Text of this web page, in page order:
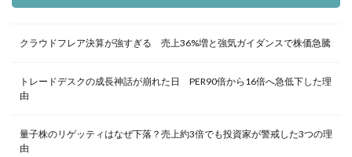
クラウドフレア決算が強すぎる 売上36%増と強気ガイダンスで株価急騰
トレードデスクの成長神話が崩れた日 PER90倍から16倍へ急低下した理
由
量子株のリゲッティはなぜ下落？売上約3倍でも投資家が警戒した3つの理
由